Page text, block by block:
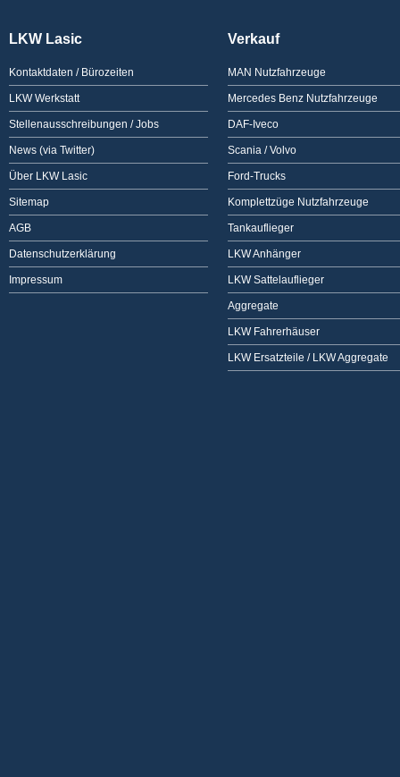
LKW Lasic
Kontaktdaten / Bürozeiten
LKW Werkstatt
Stellenausschreibungen / Jobs
News (via Twitter)
Über LKW Lasic
Sitemap
AGB
Datenschutzerklärung
Impressum
Verkauf
MAN Nutzfahrzeuge
Mercedes Benz Nutzfahrzeuge
DAF-Iveco
Scania / Volvo
Ford-Trucks
Komplettzüge Nutzfahrzeuge
Tankauflieger
LKW Anhänger
LKW Sattelauflieger
Aggregate
LKW Fahrerhäuser
LKW Ersatzteile / LKW Aggregate